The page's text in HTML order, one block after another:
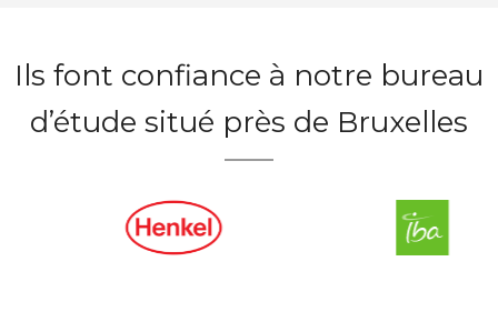
Ils font confiance à notre bureau
d’étude situé près de Bruxelles